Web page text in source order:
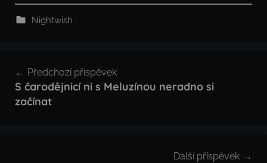
Nightwish
pro
příspěvek
Předchozí příspěvek
S čarodějnicí ni s Meluzínou neradno si
začínat
Další příspěvek